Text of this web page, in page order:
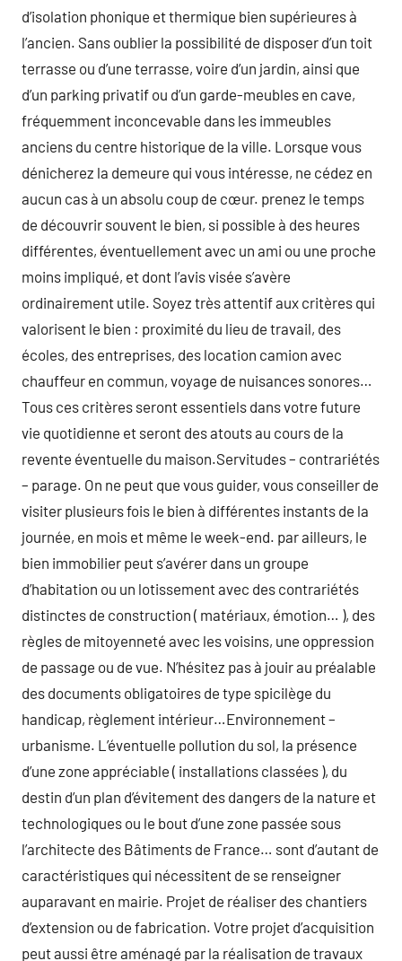
d’isolation phonique et thermique bien supérieures à
l’ancien. Sans oublier la possibilité de disposer d’un toit
terrasse ou d’une terrasse, voire d’un jardin, ainsi que
d’un parking privatif ou d’un garde-meubles en cave,
fréquemment inconcevable dans les immeubles
anciens du centre historique de la ville. Lorsque vous
dénicherez la demeure qui vous intéresse, ne cédez en
aucun cas à un absolu coup de cœur. prenez le temps
de découvrir souvent le bien, si possible à des heures
différentes, éventuellement avec un ami ou une proche
moins impliqué, et dont l’avis visée s’avère
ordinairement utile. Soyez très attentif aux critères qui
valorisent le bien : proximité du lieu de travail, des
écoles, des entreprises, des location camion avec
chauffeur en commun, voyage de nuisances sonores…
Tous ces critères seront essentiels dans votre future
vie quotidienne et seront des atouts au cours de la
revente éventuelle du maison.Servitudes – contrariétés
– parage. On ne peut que vous guider, vous conseiller de
visiter plusieurs fois le bien à différentes instants de la
journée, en mois et même le week-end. par ailleurs, le
bien immobilier peut s’avérer dans un groupe
d’habitation ou un lotissement avec des contrariétés
distinctes de construction ( matériaux, émotion… ), des
règles de mitoyenneté avec les voisins, une oppression
de passage ou de vue. N’hésitez pas à jouir au préalable
des documents obligatoires de type spicilège du
handicap, règlement intérieur…Environnement –
urbanisme. L’éventuelle pollution du sol, la présence
d’une zone appréciable ( installations classées ), du
destin d’un plan d’évitement des dangers de la nature et
technologiques ou le bout d’une zone passée sous
l’architecte des Bâtiments de France… sont d’autant de
caractéristiques qui nécessitent de se renseigner
auparavant en mairie. Projet de réaliser des chantiers
d’extension ou de fabrication. Votre projet d’acquisition
peut aussi être aménagé par la réalisation de travaux